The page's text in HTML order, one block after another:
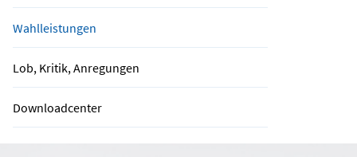
Wahlleistungen
Lob, Kritik, Anregungen
Downloadcenter